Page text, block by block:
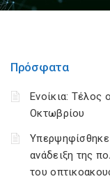
Πρόσφατα
Ενοίκια: Τέλος
Οκτωβρίου
Υπερψηφίσθηκε
ανάδειξη της
του